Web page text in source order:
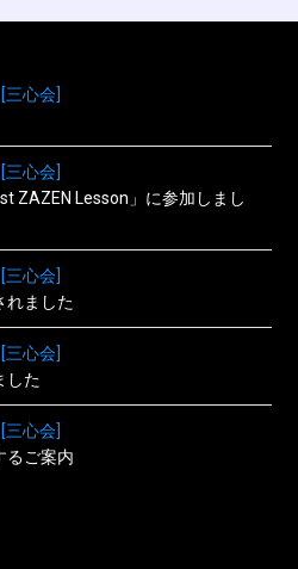
[三心会]
[三心会]
ZAZEN Lesson」に参加しまし
[三心会]
れました
[三心会]
した
[三心会]
るご案内